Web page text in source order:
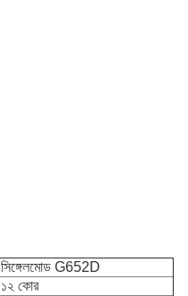
সিঙ্গেলমোড G652D
১২ কোর